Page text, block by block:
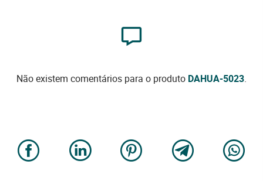
Não existem comentários para o produto DAHUA-5023.